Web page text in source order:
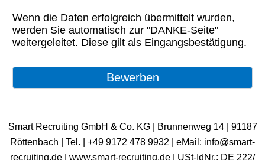
Wenn die Daten erfolgreich übermittelt wurden,
werden Sie automatisch zur "DANKE-Seite"
weitergeleitet. Diese gilt als Eingangsbestätigung.
Smart Recruiting GmbH & Co. KG | Brunnenweg 14 | 91187
Röttenbach | ​Tel. | +49 9172 478 9932 | eMail: info@smart-
recruiting.de | www.smart-recruiting.de | USt-IdNr.: DE 222/